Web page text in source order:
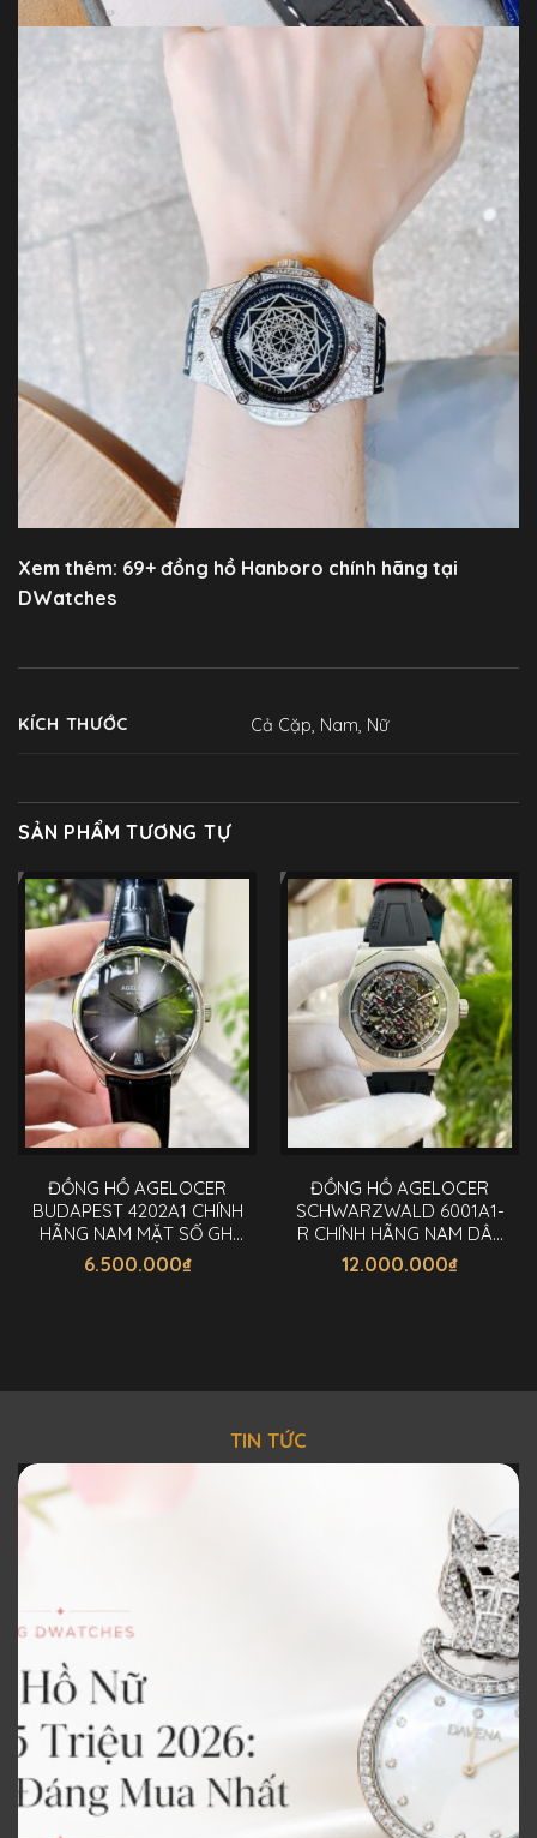
Xem thêm: 69+ đồng hồ Hanboro chính hãng tại
DWatches
KÍCH THƯỚC Cả Cặp, Nam, Nữ
SẢN PHẨM TƯƠNG TỰ
ĐỒNG HỒ AGELOCER
BUDAPEST 4202A1 CHÍNH
HÃNG NAM MẶT SỐ GHI
40MM
6.500.000₫
ĐỒNG HỒ AGELOCER
SCHWARZWALD 6001A1-
R CHÍNH HÃNG NAM DÂY
CAO SU 41,5MM
12.000.000₫
TIN TỨC